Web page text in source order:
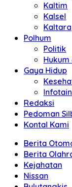
Kaltim
Kalsel
Kaltara
Polhum
Politik
Gaya Hidup
Redaksi
Pedoman
Kontal Kami
Berita
Berita
Kejahatan
Nissan